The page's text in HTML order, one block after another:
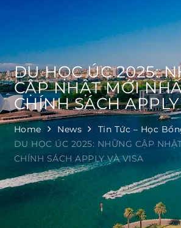
DU HỌC ÚC 2025:
CẬP NHẬT MỚI
CHÍNH SÁCH
Home News
Tin Tức – Học
DU HỌC ÚC 2025: NHỮNG CẬP
CHÍNH SÁCH APPLY VÀ VISA